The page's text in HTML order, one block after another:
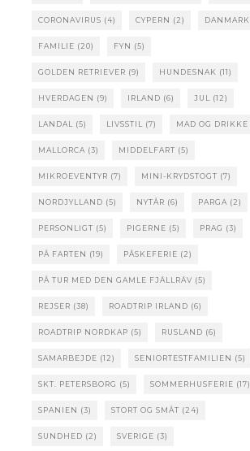
CORONAVIRUS (4) CYPERN (2) DANMARK
FAMILIE (20) FYN (5)
GOLDEN RETRIEVER (9) HUNDESNAK (11)
HVERDAGEN (9) IRLAND (6) JUL (12)
LANDAL (5) LIVSSTIL (7) MAD OG DRIKKE
MALLORCA (3) MIDDELFART (5)
MIKROEVENTYR (7) MINI-KRYDSTOGT (7)
NORDJYLLAND (5) NYTÅR (6) PARGA (2)
PERSONLIGT (5) PIGERNE (5) PRAG (3)
PÅ FARTEN (19) PÅSKEFERIE (2)
PÅ TUR MED DEN GAMLE FJÄLLRÄV (5)
REJSER (38) ROADTRIP IRLAND (6)
ROADTRIP NORDKAP (5) RUSLAND (6)
SAMARBEJDE (12) SENIORTESTFAMILIEN (5)
SKT. PETERSBORG (5) SOMMERHUSFERIE (17)
SPANIEN (3) STORT OG SMÅT (24)
SUNDHED (2) SVERIGE (3)